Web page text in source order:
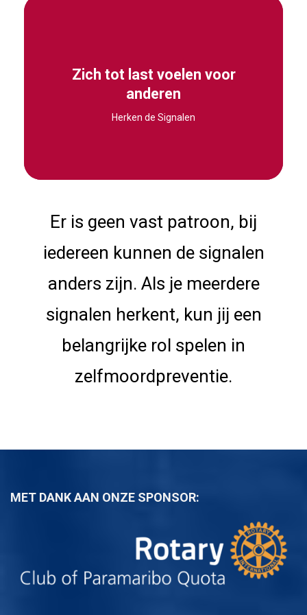
Zich tot last voelen voor
anderen
Herken de Signalen
Ze praten erover dat ze een last zijn voor anderen.
En zijn van mening dat hun bestaan ​​een last is
voor familie, vrienden en/of de samenleving.
Er is geen vast patroon, bij
iedereen kunnen de signalen
anders zijn. Als je meerdere
signalen herkent, kun jij een
belangrijke rol spelen in
zelfmoordpreventie.
MET DANK AAN ONZE SPONSOR: